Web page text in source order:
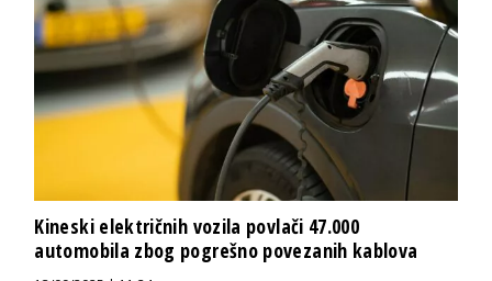
Kineski električnih vozila povlači 47.000
automobila zbog pogrešno povezanih kablova